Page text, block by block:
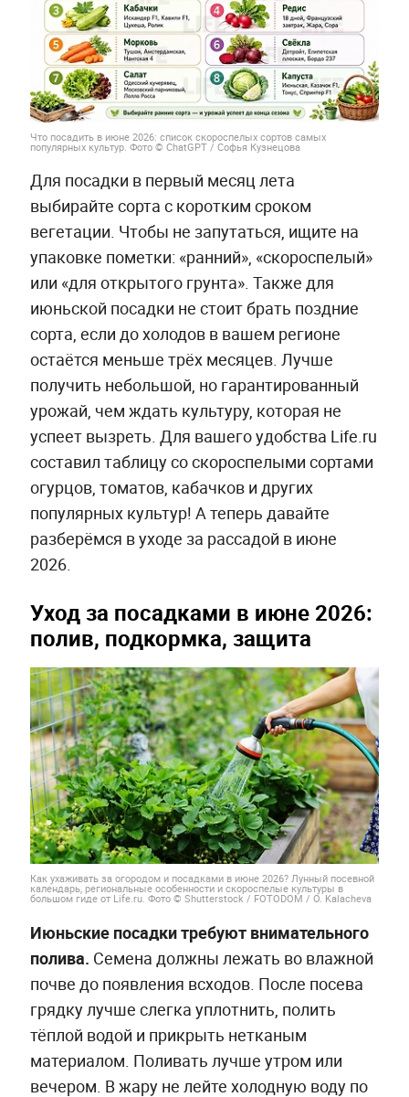
Что посадить в июне 2026: список скороспелых сортов самых
популярных культур. Фото © ChatGPT / Софья Кузнецова
Для посадки в первый месяц лета
выбирайте сорта с коротким сроком
вегетации. Чтобы не запутаться, ищите на
упаковке пометки: «ранний», «скороспелый»
или «для открытого грунта». Также для
июньской посадки не стоит брать поздние
сорта, если до холодов в вашем регионе
остаётся меньше трёх месяцев. Лучше
получить небольшой, но гарантированный
урожай, чем ждать культуру, которая не
успеет вызреть. Для вашего удобства Life.ru
составил таблицу со скороспелыми сортами
огурцов, томатов, кабачков и других
популярных культур! А теперь давайте
разберёмся в уходе за рассадой в июне
2026.
Уход за посадками в июне 2026:
полив, подкормка, защита
Как ухаживать за огородом и посадками в июне 2026? Лунный посевной
календарь, региональные особенности и скороспелые культуры в
большом гиде от Life.ru. Фото © Shutterstock / FOTODOM / O. Kalacheva
Июньские посадки требуют внимательного
полива. Семена должны лежать во влажной
почве до появления всходов. После посева
грядку лучше слегка уплотнить, полить
тёплой водой и прикрыть нетканым
материалом. Поливать лучше утром или
вечером. В жару не лейте холодную воду по